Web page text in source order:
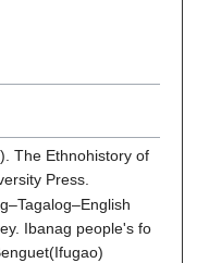
The Ethnohistory of
Press.
Ibanag people's fo